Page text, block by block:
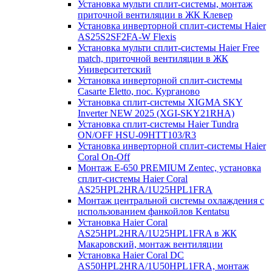
Установка мульти сплит-системы, монтаж
приточной вентиляции в ЖК Клевер
Установка инверторной сплит-системы Haier
AS25S2SF2FA-W Flexis
Установка мульти сплит-системы Haier Free
match, приточной вентиляции в ЖК
Университетский
Установка инверторной сплит-системы
Casarte Eletto, пос. Курганово
Установка сплит-системы XIGMA SKY
Inverter NEW 2025 (XGI-SKY21RHA)
Установка сплит-системы Haier Tundra
ON/OFF HSU-09HTT103/R3
Установка инверторной сплит-системы Haier
Coral On-Off
Монтаж E-650 PREMIUM Zentec, установка
сплит-системы Haier Coral
AS25HPL2HRA/1U25HPL1FRA
Монтаж центральной системы охлаждения с
использованием фанкойлов Kentatsu
Установка Haier Coral
AS25HPL2HRA/1U25HPL1FRA в ЖК
Макаровский, монтаж вентиляции
Установка Haier Coral DC
AS50HPL2HRA/1U50HPL1FRA, монтаж